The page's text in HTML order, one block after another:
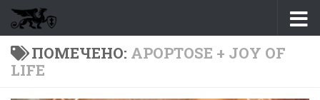
Перейти к содержимому
ПОМЕЧЕНО: APOPTOSE + JOY OF
LIFE